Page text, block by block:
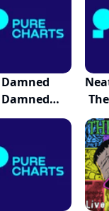
Damned
Damned
Damned